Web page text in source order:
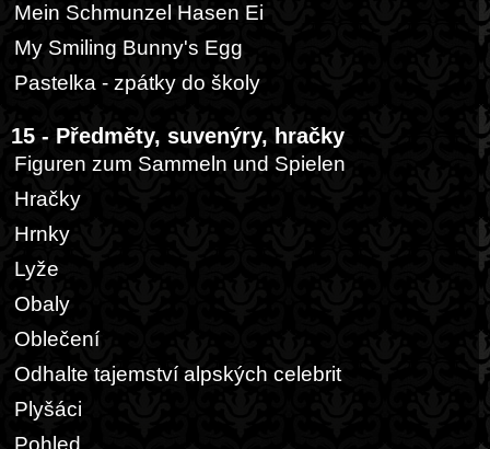
Mein Schmunzel Hasen Ei
My Smiling Bunny's Egg
Pastelka - zpátky do školy
15 - Předměty, suvenýry, hračky
Figuren zum Sammeln und Spielen
Hračky
Hrnky
Lyže
Obaly
Oblečení
Odhalte tajemství alpských celebrit
Plyšáci
Pohled